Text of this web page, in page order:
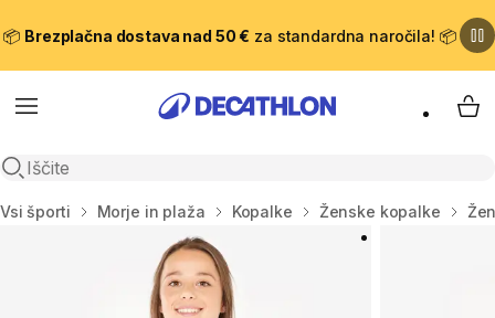
📦 Brezplačna dostava nad 50 € za standardna naročila! 📦
Meni
Odpri iskanje
Domov
Vsi športi Morje in plaža Kopalke Ženske kopalke